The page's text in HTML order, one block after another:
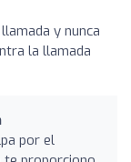
y nunca
la llamada
por el